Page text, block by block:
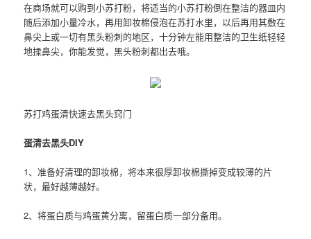
在商场就可以购到小苏打粉，将适当的小苏打粉倒在整洁的器皿内
随后添加小量冷水，再用卸妆棉侵泡在苏打水里，以后再用其敷在
鼻尖上或一切有黑头粉刺的地区，十分钟左能用整洁的卫生纸轻轻
地揉鼻尖，你能发觉，黑头粉刺都出去哦。
苏打鸡蛋清快速去黑头窍门
蛋清去黑头DIY
1、准备好清理的卸妆棉，将本来很厚卸妆棉撕掉变成较薄的片
状，最好越薄越好。
2、将蛋白质与鸡蛋黄分离，留蛋白质一部分备用。